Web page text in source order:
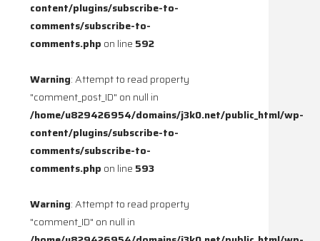
content/plugins/subscribe-to-
comments/subscribe-to-
comments.php on line 592
Warning: Attempt to read property
"comment_post_ID" on null in
/home/u829426954/domains/j3k0.net/public_html/wp-
content/plugins/subscribe-to-
comments/subscribe-to-
comments.php on line 593
Warning: Attempt to read property
"comment_ID" on null in